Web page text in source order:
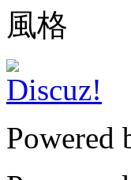
風格
Powered